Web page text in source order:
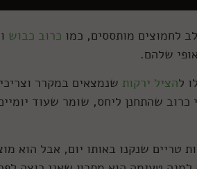
לחמוצים מותססים, כמו כרוב כבוש ו
שלהם.
להציל ירקות שנמצאים במקרר
שהתחנן ליחס, שומר שעוד
טריים שנקנו באותו יום, אבל הוא